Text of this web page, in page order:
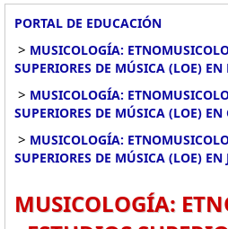
PORTAL DE EDUCACIÓN
> MUSICOLOGÍA:
SUPERIORES DE MÚSICA (LOE) EN
> MUSICOLOGÍA:
SUPERIORES DE MÚSICA (LOE) EN
> MUSICOLOGÍA:
SUPERIORES DE MÚSICA (LOE) EN
MUSICOLOGÍA: